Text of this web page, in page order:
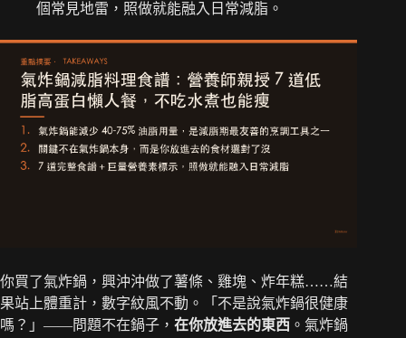
個常見地雷，照做就能融入日常減脂。
你買了氣炸鍋，興沖沖做了薯條、雞塊、炸年糕……結
果站上體重計，數字紋風不動。「不是說氣炸鍋很健康
嗎？」——問題不在鍋子， 在你放進去的東西 。氣炸鍋